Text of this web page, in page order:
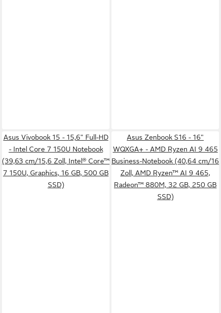
Asus Vivobook 15 - 15,6" Full-HD
- Intel Core 7 150U Notebook
(39,63 cm/15,6 Zoll, Intel® Core™
7 150U, Graphics, 16 GB, 500 GB
SSD)
Asus Zenbook S16 - 16"
WQXGA+ - AMD Ryzen AI 9 465
Business-Notebook (40,64 cm/16
Zoll, AMD Ryzen™ AI 9 465,
Radeon™ 880M, 32 GB, 250 GB
SSD)